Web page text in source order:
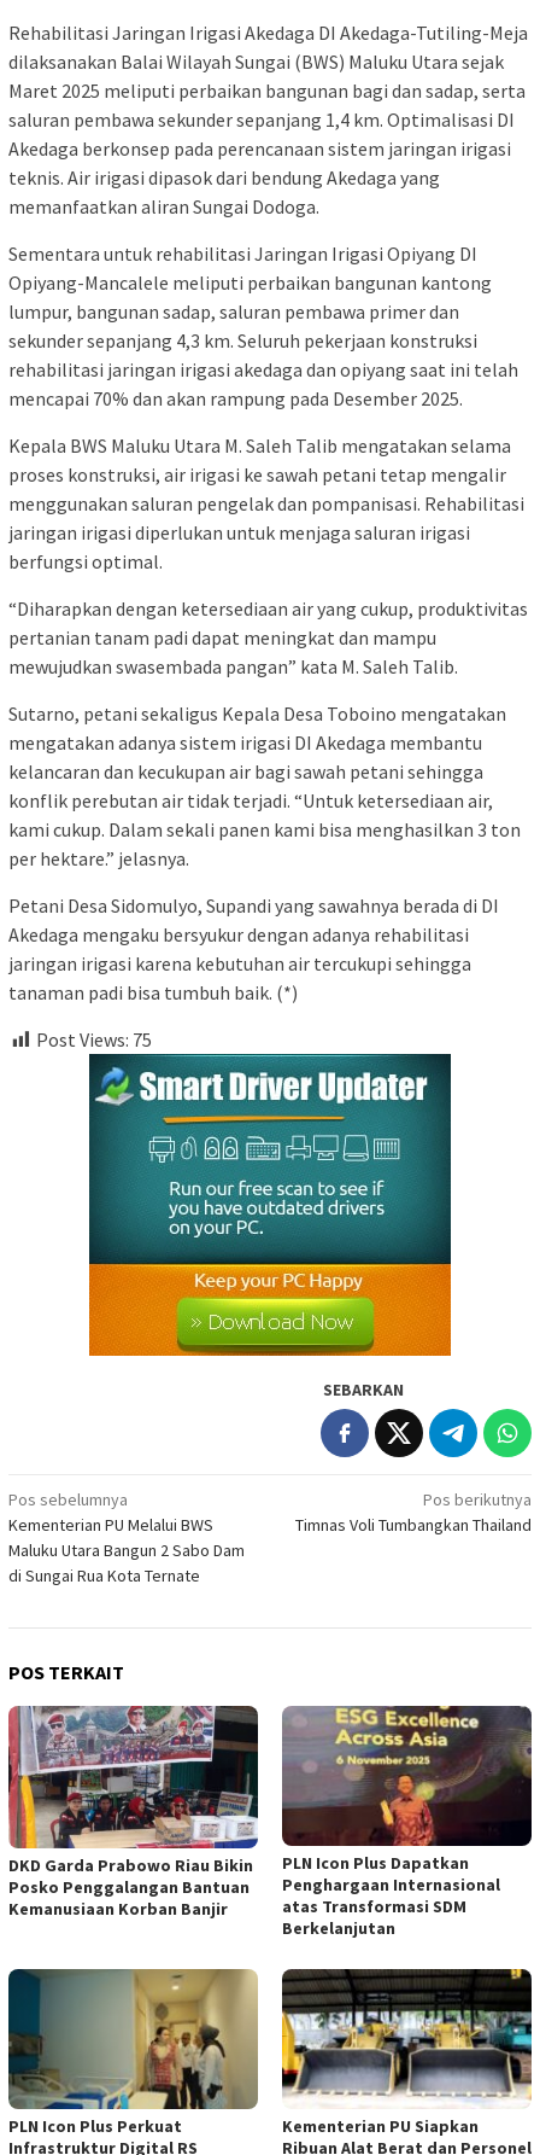
Rehabilitasi Jaringan Irigasi Akedaga DI Akedaga-Tutiling-Meja
dilaksanakan Balai Wilayah Sungai (BWS) Maluku Utara sejak
Maret 2025 meliputi perbaikan bangunan bagi dan sadap, serta
saluran pembawa sekunder sepanjang 1,4 km. Optimalisasi DI
Akedaga berkonsep pada perencanaan sistem jaringan irigasi
teknis. Air irigasi dipasok dari bendung Akedaga yang
memanfaatkan aliran Sungai Dodoga.
Sementara untuk rehabilitasi Jaringan Irigasi Opiyang DI
Opiyang-Mancalele meliputi perbaikan bangunan kantong
lumpur, bangunan sadap, saluran pembawa primer dan
sekunder sepanjang 4,3 km. Seluruh pekerjaan konstruksi
rehabilitasi jaringan irigasi akedaga dan opiyang saat ini telah
mencapai 70% dan akan rampung pada Desember 2025.
Kepala BWS Maluku Utara M. Saleh Talib mengatakan selama
proses konstruksi, air irigasi ke sawah petani tetap mengalir
menggunakan saluran pengelak dan pompanisasi. Rehabilitasi
jaringan irigasi diperlukan untuk menjaga saluran irigasi
berfungsi optimal.
“Diharapkan dengan ketersediaan air yang cukup, produktivitas
pertanian tanam padi dapat meningkat dan mampu
mewujudkan swasembada pangan” kata M. Saleh Talib.
Sutarno, petani sekaligus Kepala Desa Toboino mengatakan
mengatakan adanya sistem irigasi DI Akedaga membantu
kelancaran dan kecukupan air bagi sawah petani sehingga
konflik perebutan air tidak terjadi. “Untuk ketersediaan air,
kami cukup. Dalam sekali panen kami bisa menghasilkan 3 ton
per hektare.” jelasnya.
Petani Desa Sidomulyo, Supandi yang sawahnya berada di DI
Akedaga mengaku bersyukur dengan adanya rehabilitasi
jaringan irigasi karena kebutuhan air tercukupi sehingga
tanaman padi bisa tumbuh baik. (*)
Post Views: 75
SEBARKAN
Navigasi
pos
Pos sebelumnya
Kementerian PU Melalui BWS
Maluku Utara Bangun 2 Sabo Dam
di Sungai Rua Kota Ternate
Pos berikutnya
Timnas Voli Tumbangkan Thailand
POS TERKAIT
DKD Garda Prabowo Riau Bikin
Posko Penggalangan Bantuan
Kemanusiaan Korban Banjir
PLN Icon Plus Dapatkan
Penghargaan Internasional
atas Transformasi SDM
Berkelanjutan
PLN Icon Plus Perkuat
Infrastruktur Digital RS
Kementerian PU Siapkan
Ribuan Alat Berat dan Personel